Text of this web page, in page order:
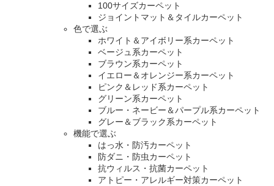
100サイズカーペット
ジョイントマット＆タイルカーペット
色で選ぶ
ホワイト＆アイボリー系カーペット
ベージュ系カーペット
ブラウン系カーペット
イエロー＆オレンジー系カーペット
ピンク＆レッド系カーペット
グリーン系カーペット
ブルー・ネービー＆パープル系カーペット
グレー＆ブラック系カーペット
機能で選ぶ
はっ水・防汚カーペット
防ダニ・防虫カーペット
抗ウィルス・抗菌カーペット
アトピー・アレルギー対策カーペット